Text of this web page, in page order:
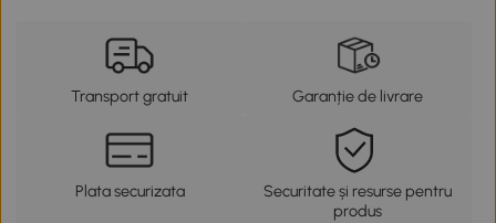
Transport gratuit Garanție de livrare
Plata securizata
Securitate și resurse pentru
produs